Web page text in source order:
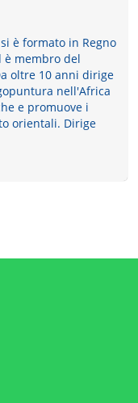
è formato in Regno
è membro del
oltre 10 anni dirige
nell'Africa
e promuove i
orientali. Dirige